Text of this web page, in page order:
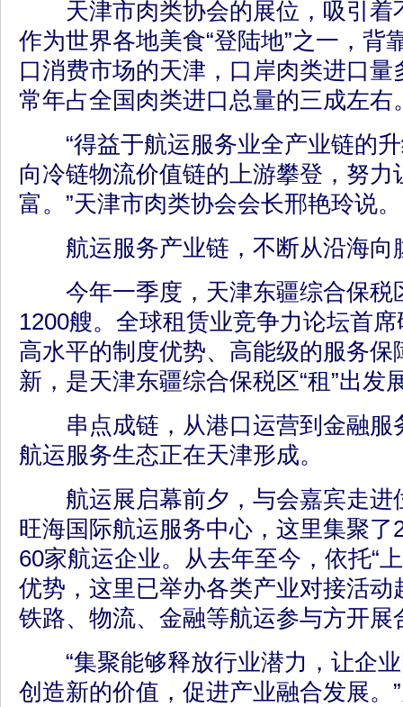
天津市肉类协会的展位，吸引着
作为世界各地美食“登陆地”之一，背
口消费市场的天津，口岸肉类进口
常年占全国肉类进口总量的三成左右
“得益于航运服务业全产业链的升
向冷链物流价值链的上游攀登，努
富。”天津市肉类协会会长邢艳玲说。
航运服务产业链，不断从沿海向
今年一季度，天津东疆综合保税
1200艘。全球租赁业竞争力论坛首
高水平的制度优势、高能级的服务
新，是天津东疆综合保税区“租”出发
串点成链，从港口运营到金融服
航运服务生态正在天津形成。
航运展启幕前夕，与会嘉宾走进
旺海国际航运服务中心，这里集聚了
60家航运企业。从去年至今，依托“
优势，这里已举办各类产业对接活动
铁路、物流、金融等航运参与方开展
“集聚能够释放行业潜力，让企业
创造新的价值，促进产业融合发展。